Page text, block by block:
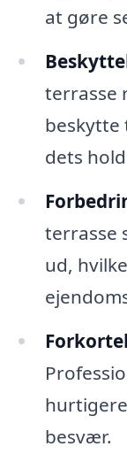
at gøre
terrasse
dets
terrasse
ud,
besvær.